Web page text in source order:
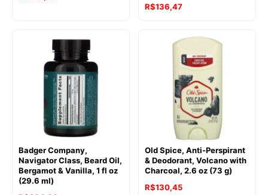
R$136,47
Badger Company,
Navigator Class, Beard Oil,
Bergamot & Vanilla, 1 fl oz
(29.6 ml)
Old Spice, Anti-Perspirant
& Deodorant, Volcano with
Charcoal, 2.6 oz (73 g)
R$130,45